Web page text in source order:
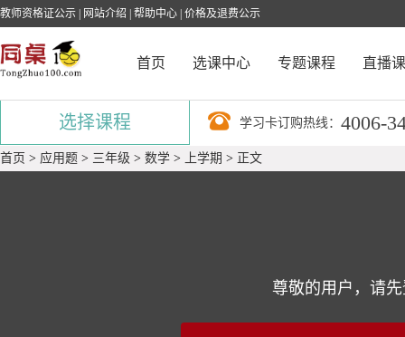
教师资格证公示 网站介绍 帮助中心 价格及退费公示
首页 选课中心 专题课程 直播
学习卡订购热线： 4006-
选择课程
首页 > 应用题 > 三年级 > 数学 > 上学期 > 正文
尊敬的用户，请